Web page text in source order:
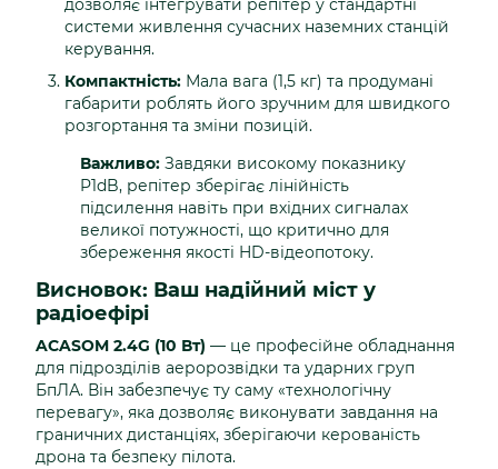
дозволяє інтегрувати репітер у стандартні
системи живлення сучасних наземних станцій
керування.
Компактність: Мала вага (1,5 кг) та продумані
габарити роблять його зручним для швидкого
розгортання та зміни позицій.
Важливо: Завдяки високому показнику
P1dB, репітер зберігає лінійність
підсилення навіть при вхідних сигналах
великої потужності, що критично для
збереження якості HD-відеопотоку.
Висновок: Ваш надійний міст у
радіоефірі
ACASOM 2.4G (10 Вт) — це професійне обладнання
для підрозділів аеророзвідки та ударних груп
БпЛА. Він забезпечує ту саму «технологічну
перевагу», яка дозволяє виконувати завдання на
граничних дистанціях, зберігаючи керованість
дрона та безпеку пілота.